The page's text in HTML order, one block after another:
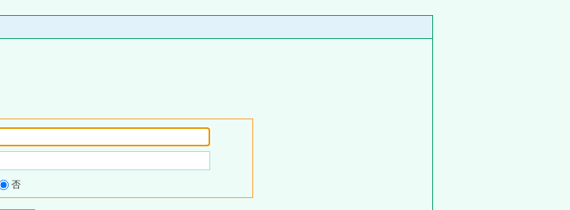
否